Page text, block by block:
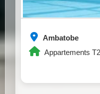
Ambatobe
Appartements